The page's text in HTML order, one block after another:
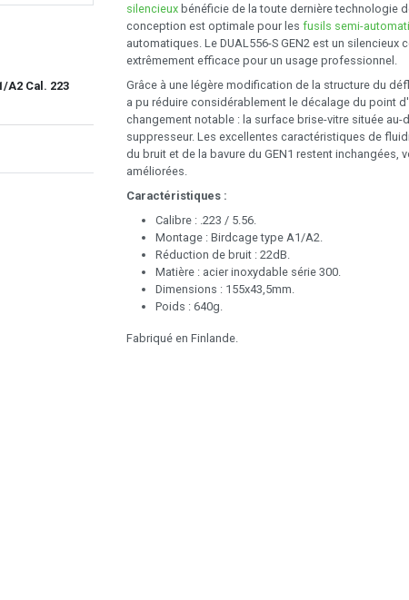
A2 Cal. 223
silencieux bénéficie de la toute dernière technologie
conception est optimale pour les fusils semi-
automatiques. Le DUAL556-S GEN2 est un silencieux
extrêmement efficace pour un usage professionnel.
Grâce à une légère modification de la structure du
a pu réduire considérablement le décalage du point
changement notable : la surface brise-vitre située au-
suppresseur. Les excellentes caractéristiques de
du bruit et de la bavure du GEN1 restent inchangées,
améliorées.
Caractéristiques :
Calibre : .223 / 5.56.
Montage : Birdcage type A1/A2.
Réduction de bruit : 22dB.
Matière : acier inoxydable série 300.
Dimensions : 155x43,5mm.
Poids : 640g.
Fabriqué en Finlande.